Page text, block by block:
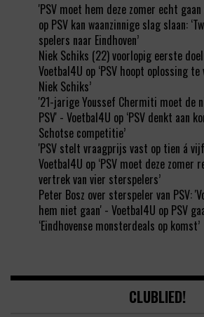
'PSV moet hem deze zomer echt
op PSV kan waanzinnige slag slaan:
spelers naar Eindhoven’
Niek Schiks (22) voorlopig eerste
Voetbal4U op ‘PSV hoopt oplossing
Niek Schiks’
'21-jarige Youssef Chermiti moet de
PSV' - Voetbal4U op ‘PSV denkt aan
Schotse competitie’
'PSV stelt vraagprijs vast op tien á
Voetbal4U op ‘PSV moet deze zomer
vertrek van vier sterspelers’
Peter Bosz over sterspeler van PSV:
hem niet gaan' - Voetbal4U op PSV
‘Eindhovense monsterdeals op komst’
CLUBLIED!